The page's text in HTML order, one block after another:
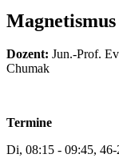
Dozent: Jun.-Prof.
Chumak
Termine
Di, 08:15 - 09:45, 46-